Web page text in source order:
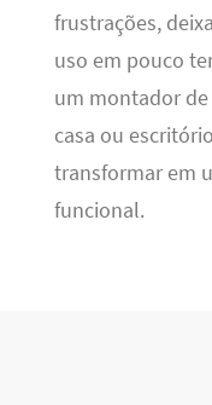
frustrações,
uso em pouco
um montador de
casa ou
transformar em
funcional.